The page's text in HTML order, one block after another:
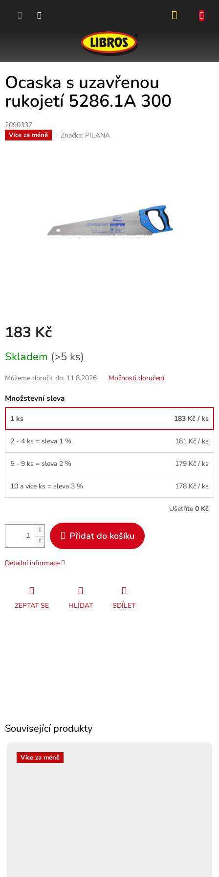
Ocaska s uzavřenou
rukojetí 5286.1A 300
2090337
Více za méně Značka: PILANA
183 Kč
cena:
Skladem (>5 ks)
Můžeme doručit do: 11.8.2026 Možnosti doručení
Množstevní sleva
1 ks 183 Kč / ks
2 - 4 ks = sleva 1 % 181 Kč / ks
5 - 9 ks = sleva 2 % 179 Kč / ks
10 a více ks = sleva 3 % 178 Kč / ks
Ušetříte 0 Kč
Přidat do košíku
Detailní informace
ZEPTAT SE HLÍDAT SDÍLET
Související produkty
Více za méně